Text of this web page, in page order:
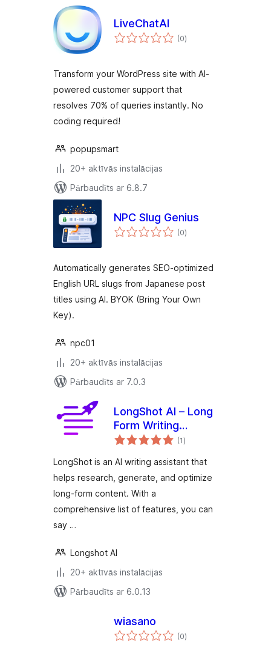
LiveChatAI
(0vērtējumu
kopsumma
)
Transform your WordPress site with AI-
powered customer support that
resolves 70% of queries instantly. No
coding required!
popupsmart
20+ aktīvās instalācijas
Pārbaudīts ar 6.8.7
NPC Slug Genius
(0vērtējumu
kopsumma
)
Automatically generates SEO-optimized
English URL slugs from Japanese post
titles using AI. BYOK (Bring Your Own
Key).
npc01
20+ aktīvās instalācijas
Pārbaudīts ar 7.0.3
LongShot AI – Long
Form Writing
Assistant
(1vērtējumu
kopsumma
)
LongShot is an AI writing assistant that
helps research, generate, and optimize
long-form content. With a
comprehensive list of features, you can
say …
Longshot AI
20+ aktīvās instalācijas
Pārbaudīts ar 6.0.13
wiasano
(0vērtējumu
kopsumma
)